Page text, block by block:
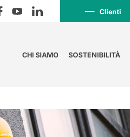
Clienti
CHI SIAMO SOSTENIBILITÀ